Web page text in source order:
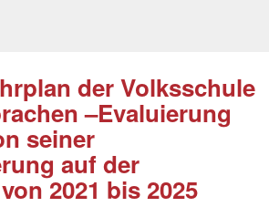
der Volksschule
–Evaluierung
seiner
auf der
2021 bis 2025